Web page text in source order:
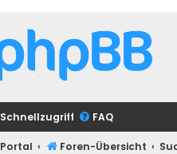
Schnellzugriff FAQ
Portal Foren-Übersicht